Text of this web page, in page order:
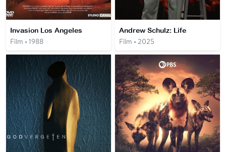
Invasion Los Angeles
Film • 1988
Andrew Schulz: Life
Film • 2025